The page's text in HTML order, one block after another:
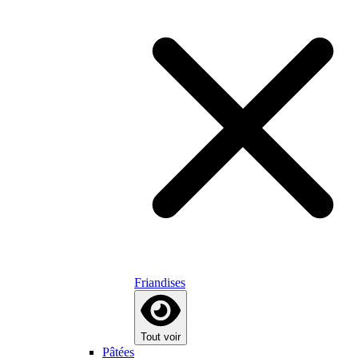
Friandises
Tout voir
Pâtées